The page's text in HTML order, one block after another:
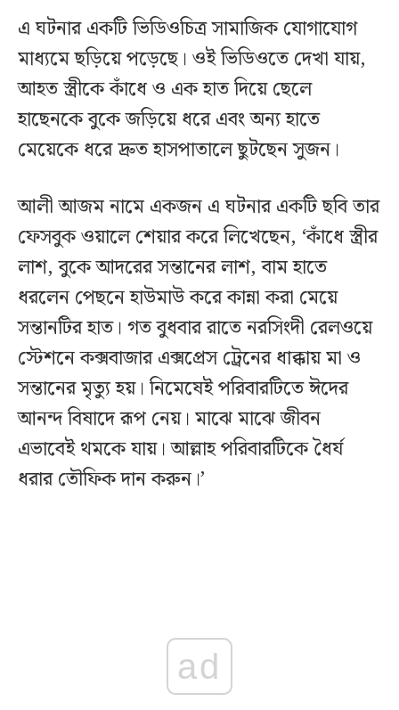
এ ঘটনার একটি ভিডিওচিত্র সামাজিক যোগাযোগ
মাধ্যমে ছড়িয়ে পড়েছে। ওই ভিডিওতে দেখা যায়,
আহত স্ত্রীকে কাঁধে ও এক হাত দিয়ে ছেলে
হাছেনকে বুকে জড়িয়ে ধরে এবং অন্য হাতে
মেয়েকে ধরে দ্রুত হাসপাতালে ছুটছেন সুজন।
আলী আজম নামে একজন এ ঘটনার একটি ছবি তার
ফেসবুক ওয়ালে শেয়ার করে লিখেছেন, ‘কাঁধে স্ত্রীর
লাশ, বুকে আদরের সন্তানের লাশ, বাম হাতে
ধরলেন পেছনে হাউমাউ করে কান্না করা মেয়ে
সন্তানটির হাত। গত বুধবার রাতে নরসিংদী রেলওয়ে
স্টেশনে কক্সবাজার এক্সপ্রেস ট্রেনের ধাক্কায় মা ও
সন্তানের মৃত্যু হয়। নিমেষেই পরিবারটিতে ঈদের
আনন্দ বিষাদে রূপ নেয়। মাঝে মাঝে জীবন
এভাবেই থমকে যায়। আল্লাহ পরিবারটিকে ধৈর্য
ধরার তৌফিক দান করুন।’
ad